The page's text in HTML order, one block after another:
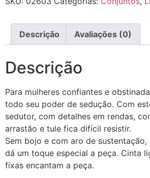
Descrição Avaliações (0)
Descrição
Para mulheres confiantes e
todo seu poder de sedução. Com
sedutor, com detalhes em rendas,
arrastão e tule fica difícil resistir.
Sem bojo e com aro de sustentação,
dá um toque especial a peça. Cinta
fixas encantam a peça.